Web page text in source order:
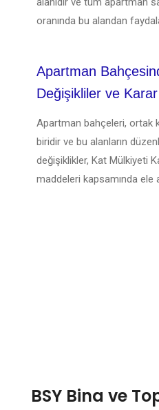
oranında bu alandan
Apartman
Değişikliler ve Karar
Apartman bahçeleri, ortak
biridir ve bu alanların
değişiklikler, Kat Mülkiyeti
maddeleri kapsamında ele
BSY Bina ve